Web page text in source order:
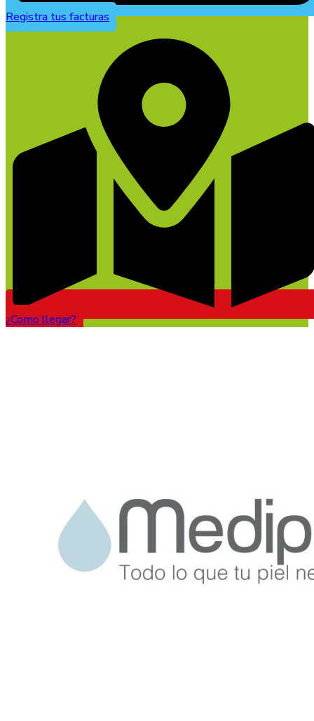
Registra tus facturas
¿Como llegar?